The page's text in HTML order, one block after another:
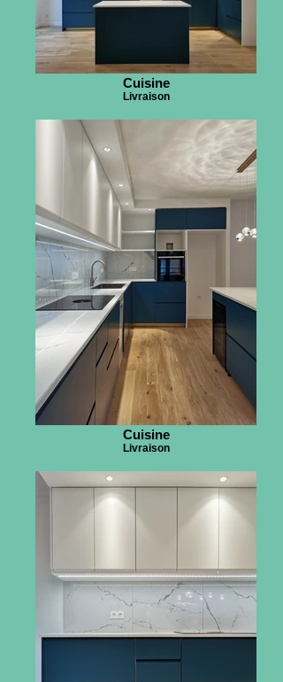
Cuisine
Livraison
Cuisine
Livraison